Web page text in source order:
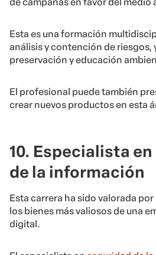
Esta es una formación
análisis y contención de riesgos,
preservación y educación
El profesional puede también
crear nuevos productos en esta
10. Especialista
de la información
Esta carrera ha sido valorada
los bienes más valiosos de una
digital.